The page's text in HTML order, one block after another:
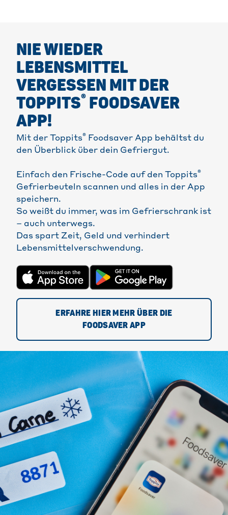
NIE WIEDER
LEBENSMITTEL
VERGESSEN MIT DER
TOPPITS® FOODSAVER
APP!
Mit der Toppits® Foodsaver App behältst du
den Überblick über dein Gefriergut.
Einfach den Frische-Code auf den Toppits®
Gefrierbeuteln scannen und alles in der App
speichern.
So weißt du immer, was im Gefrierschrank ist
– auch unterwegs.
Das spart Zeit, Geld und verhindert
Lebensmittelverschwendung.
ERFAHRE HIER MEHR ÜBER DIE
FOODSAVER APP